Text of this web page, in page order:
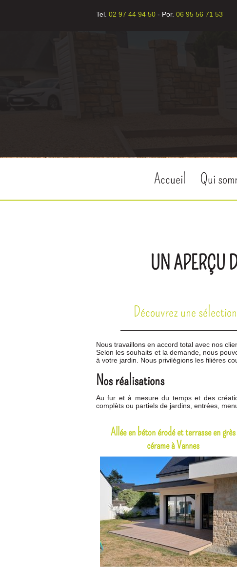
Tel. 02 97 44 94 50 - Por. 06 95 56 71 53
Accueil Qui
UN APERÇU
Découvrez une
Nous travaillons en accord total avec nos
Selon les souhaits et la demande, nous
à votre jardin. Nous privilégions les filières
Nos réalisations
Au fur et à mesure du temps et des
complèts ou partiels de jardins, entrées,
Allée en béton érodé et terrasse en grès
cérame à Vannes